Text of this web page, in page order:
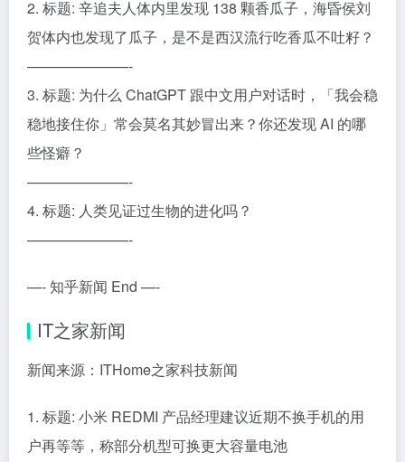
2. 标题: 辛追夫人体内里发现 138 颗香瓜子，海昏侯刘
贺体内也发现了瓜子，是不是西汉流行吃香瓜不吐籽？
———————-
3. 标题: 为什么 ChatGPT 跟中文用户对话时，「我会稳
稳地接住你」常会莫名其妙冒出来？你还发现 AI 的哪
些怪癖？
———————-
4. 标题: 人类见证过生物的进化吗？
———————-
—- 知乎新闻 End —-
IT之家新闻
新闻来源：ITHome之家科技新闻
1. 标题: 小米 REDMI 产品经理建议近期不换手机的用
户再等等，称部分机型可换更大容量电池